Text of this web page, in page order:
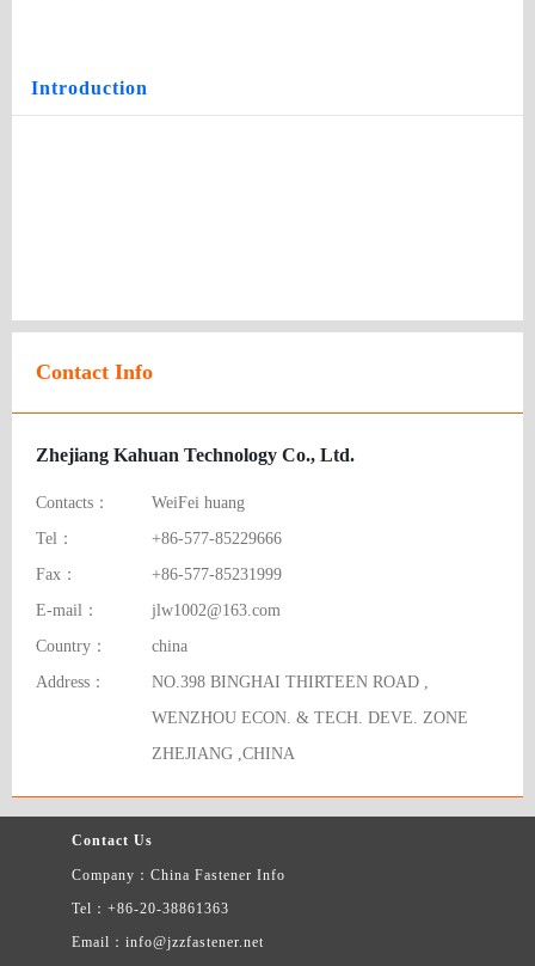
Introduction
Contact Info
Zhejiang Kahuan Technology Co., Ltd.
Contacts：
WeiFei huang
Tel：
+86-577-85229666
Fax：
+86-577-85231999
E-mail：
jlw1002@163.com
Country：
china
Address：
NO.398 BINGHAI THIRTEEN ROAD ,
WENZHOU ECON. & TECH. DEVE. ZONE
ZHEJIANG ,CHINA
Contact Us
Company：China Fastener Info
Tel：+86-20-38861363
Email：info@jzzfastener.net